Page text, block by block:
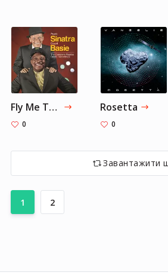
Fly Me To The Moon
0
Rosetta
0
Завантажити
1 2